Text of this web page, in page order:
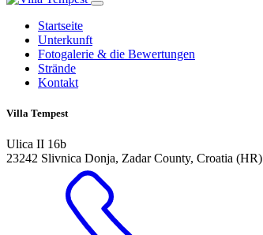
Startseite
Unterkunft
Fotogalerie & die Bewertungen
Strände
Kontakt
Villa Tempest
Ulica II 16b
23242 Slivnica Donja, Zadar County, Croatia (HR)